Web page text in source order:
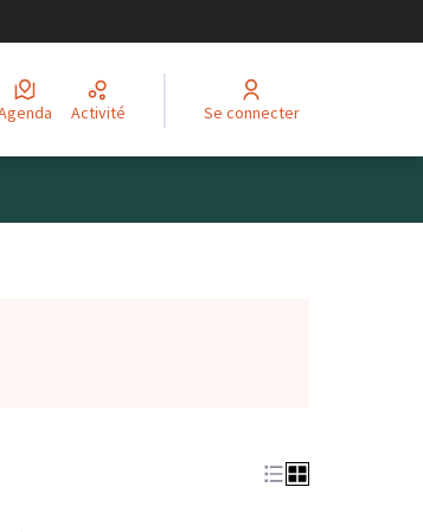
Agenda Activité Se connecter